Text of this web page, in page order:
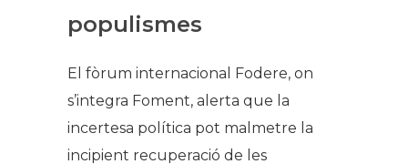
populismes
El fòrum internacional Fodere, on
s’integra Foment, alerta que la
incertesa política pot malmetre la
incipient recuperació de les